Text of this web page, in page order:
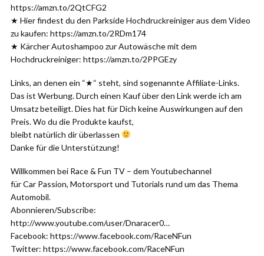
https://amzn.to/2QtCFG2
★ Hier findest du den Parkside Hochdruckreiniger aus dem Video
zu kaufen: https://amzn.to/2RDm174
★ Kärcher Autoshampoo zur Autowäsche mit dem
Hochdruckreiniger: https://amzn.to/2PPGEzy
Links, an denen ein “★“ steht, sind sogenannte Affiliate-Links.
Das ist Werbung. Durch einen Kauf über den Link werde ich am
Umsatz beteiligt. Dies hat für Dich keine Auswirkungen auf den
Preis. Wo du die Produkte kaufst,
bleibt natürlich dir überlassen
Danke für die Unterstützung!
Willkommen bei Race & Fun TV – dem Youtubechannel
für Car Passion, Motorsport und Tutorials rund um das Thema
Automobil.
Abonnieren/Subscribe:
http://www.youtube.com/user/Dnaracer0…
Facebook: https://www.facebook.com/RaceNFun
Twitter: https://www.facebook.com/RaceNFun